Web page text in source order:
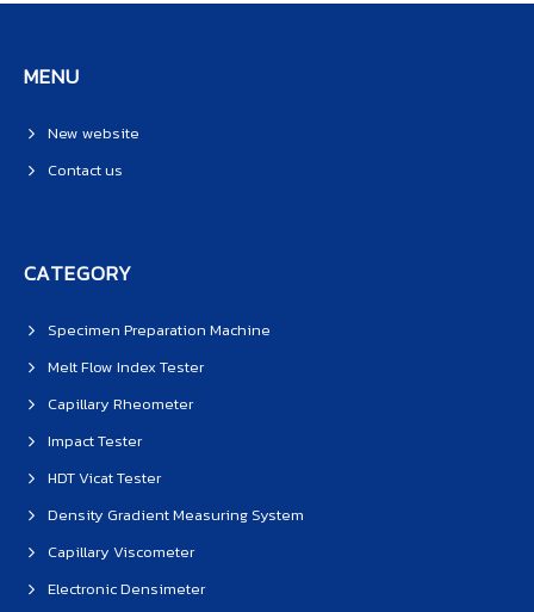
MENU
New website
Contact us
CATEGORY
Specimen Preparation Machine
Melt Flow Index Tester
Capillary Rheometer
Impact Tester
HDT Vicat Tester
Density Gradient Measuring System
Capillary Viscometer
Electronic Densimeter